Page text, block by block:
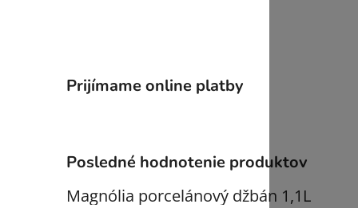
o
ý
p
a
Prijímame online platby
Posledné hodnotenie produktov
Magnólia porcelánový džbán 1,1L